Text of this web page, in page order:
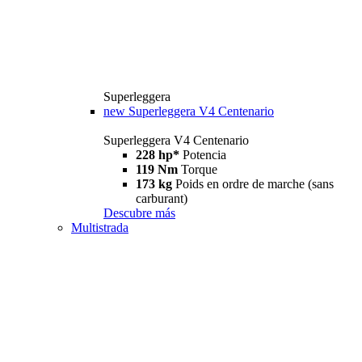
Superleggera
new Superleggera V4 Centenario
Superleggera V4 Centenario
228 hp* Potencia
119 Nm Torque
173 kg Poids en ordre de marche (sans
carburant)
Descubre más
Multistrada